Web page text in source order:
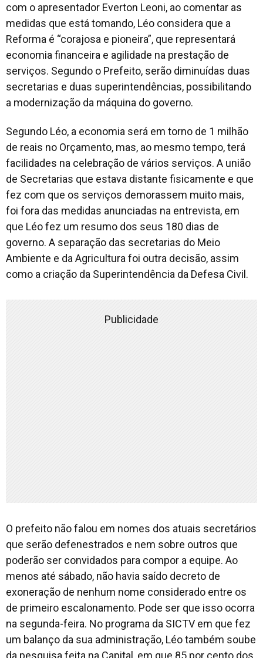
com o apresentador Everton Leoni, ao comentar as
medidas que está tomando, Léo considera que a
Reforma é “corajosa e pioneira”, que representará
economia financeira e agilidade na prestação de
serviços. Segundo o Prefeito, serão diminuídas duas
secretarias e duas superintendências, possibilitando
a modernização da máquina do governo.
Segundo Léo, a economia será em torno de 1 milhão
de reais no Orçamento, mas, ao mesmo tempo, terá
facilidades na celebração de vários serviços. A união
de Secretarias que estava distante fisicamente e que
fez com que os serviços demorassem muito mais,
foi fora das medidas anunciadas na entrevista, em
que Léo fez um resumo dos seus 180 dias de
governo. A separação das secretarias do Meio
Ambiente e da Agricultura foi outra decisão, assim
como a criação da Superintendência da Defesa Civil.
Publicidade
O prefeito não falou em nomes dos atuais secretários
que serão defenestrados e nem sobre outros que
poderão ser convidados para compor a equipe. Ao
menos até sábado, não havia saído decreto de
exoneração de nenhum nome considerado entre os
de primeiro escalonamento. Pode ser que isso ocorra
na segunda-feira. No programa da SICTV em que fez
um balanço da sua administração, Léo também soube
da pesquisa feita na Capital, em que 85 por cento dos